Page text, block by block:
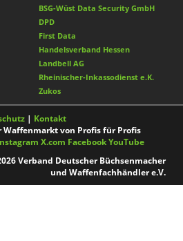
BSG-Wüst Data Security GmbH
DPD
First Data
Handelsverband Hessen
Landbell AG
Rheinischer-Inkassodienst e.K.
Zukos
| Kontakt
Waffenmarkt von Profis für Profis
X.com Facebook YouTube
Verband Deutscher Büchsenmacher
und Waffenfachhändler e.V.